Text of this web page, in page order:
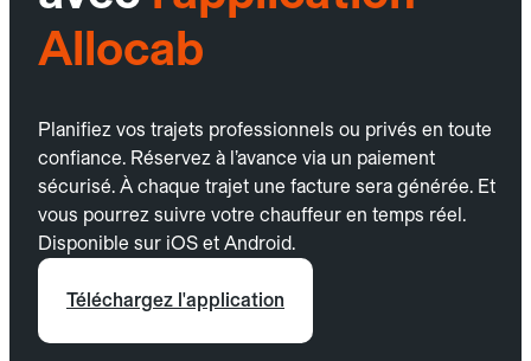
Allocab
Planifiez vos trajets professionnels ou privés en toute
confiance. Réservez à l’avance via un paiement
sécurisé. À chaque trajet une facture sera générée. Et
vous pourrez suivre votre chauffeur en temps réel.
Disponible sur iOS et Android.
Téléchargez l'application